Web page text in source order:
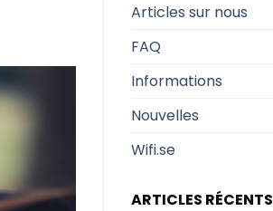
Articles sur nous
FAQ
Informations
Nouvelles
Wifi.se
ARTICLES RÉCENTS